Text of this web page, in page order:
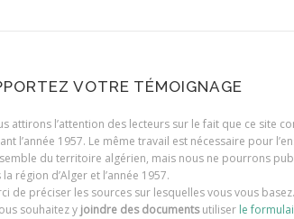
VOTRE TÉMOIGNAGE
attirons l’attention des lecteurs sur le fait que ce site
l’année 1957. Le même travail est nécessaire pour
du territoire algérien, mais nous ne pourrons
la région d’Alger et l’année 1957.
de préciser les sources sur lesquelles vous vous basez.
souhaitez y joindre des documentsutiliser le